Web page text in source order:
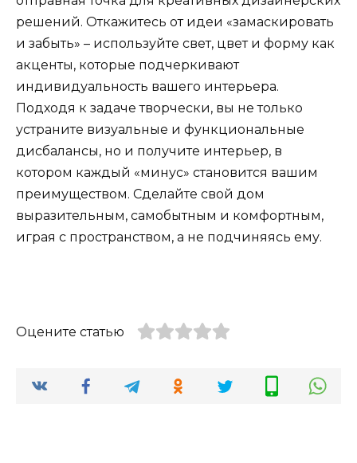
решений. Откажитесь от идеи «замаскировать
и забыть» – используйте свет, цвет и форму как
акценты, которые подчеркивают
индивидуальность вашего интерьера.
Подходя к задаче творчески, вы не только
устраните визуальные и функциональные
дисбалансы, но и получите интерьер, в
котором каждый «минус» становится вашим
преимуществом. Сделайте свой дом
выразительным, самобытным и комфортным,
играя с пространством, а не подчиняясь ему.
Оцените статью